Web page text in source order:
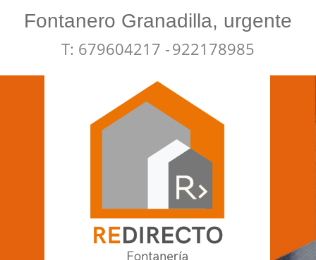
Fontanero Granadilla, urgente
T: 679604217 -922178985